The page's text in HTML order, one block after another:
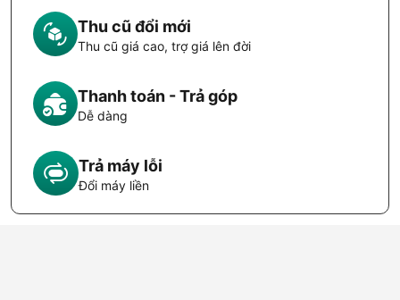
Thu cũ đổi mới
Thu cũ giá cao, trợ giá lên đời
Thanh toán - Trả góp
Dễ dàng
Trả máy lỗi
Đổi máy liền